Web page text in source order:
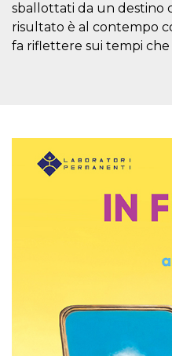
sballottati da un destino
risultato è al contempo
fa riflettere sui tempi che
m
CookieScriptConsent